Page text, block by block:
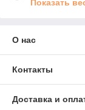
Показать
О нас
Контакты
Доставка и